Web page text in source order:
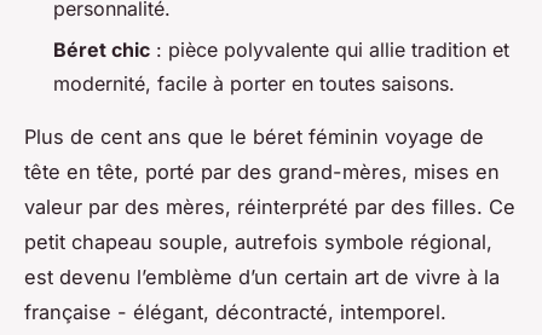
personnalité.
Béret chic : pièce polyvalente qui allie tradition et
modernité, facile à porter en toutes saisons.
Plus de cent ans que le béret féminin voyage de
tête en tête, porté par des grand-mères, mises en
valeur par des mères, réinterprété par des filles. Ce
petit chapeau souple, autrefois symbole régional,
est devenu l’emblème d’un certain art de vivre à la
française - élégant, décontracté, intemporel.